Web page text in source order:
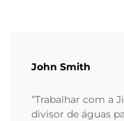
John Smith
“Trabalhar com a
divisor de águas